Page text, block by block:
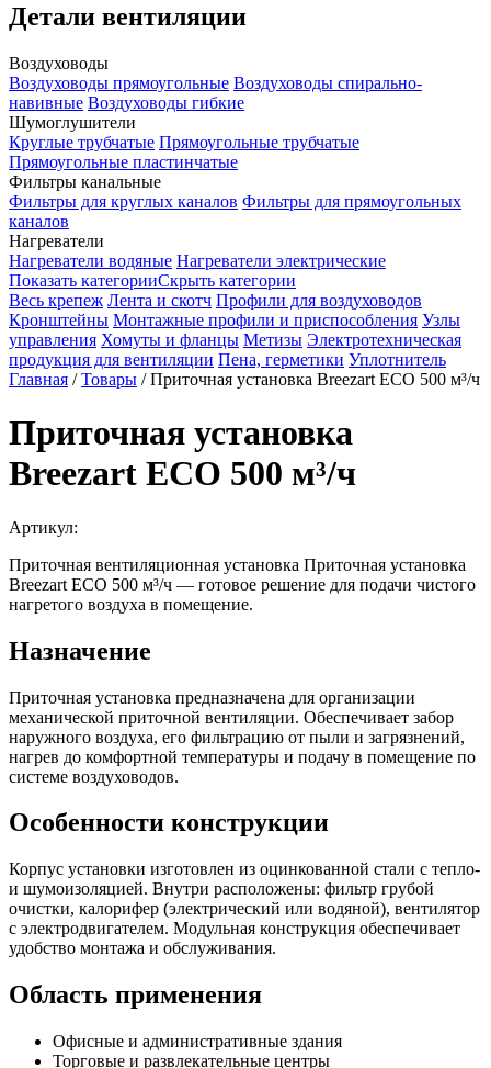
Детали вентиляции
Воздуховоды
Воздуховоды прямоугольные Воздуховоды спирально-
навивные Воздуховоды гибкие
Шумоглушители
Круглые трубчатые Прямоугольные трубчатые
Прямоугольные пластинчатые
Фильтры канальные
Фильтры для круглых каналов Фильтры для прямоугольных
каналов
Нагреватели
Нагреватели водяные Нагреватели электрические
Показать категорииСкрыть категории
Весь крепеж Лента и скотч Профили для воздуховодов
Кронштейны Монтажные профили и приспособления Узлы
управления Хомуты и фланцы Метизы Электротехническая
продукция для вентиляции Пена, герметики Уплотнитель
Главная /Товары /Приточная установка Breezart ECO 500 м³/ч
Приточная установка
Breezart ECO 500 м³/ч
Артикул:
Приточная вентиляционная установка Приточная установка
Breezart ECO 500 м³/ч — готовое решение для подачи чистого
нагретого воздуха в помещение.
Назначение
Приточная установка предназначена для организации
механической приточной вентиляции. Обеспечивает забор
наружного воздуха, его фильтрацию от пыли и загрязнений,
нагрев до комфортной температуры и подачу в помещение по
системе воздуховодов.
Особенности конструкции
Корпус установки изготовлен из оцинкованной стали с тепло-
и шумоизоляцией. Внутри расположены: фильтр грубой
очистки, калорифер (электрический или водяной), вентилятор
с электродвигателем. Модульная конструкция обеспечивает
удобство монтажа и обслуживания.
Область применения
Офисные и административные здания
Торговые и развлекательные центры